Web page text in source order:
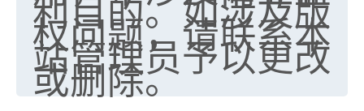
权问题，请联系本
站管理员予以更改
或删除。
2天前 来自云南 11
优秀的张同学
老师收徒吗？？我对这些很感兴趣
2天前 来自山西